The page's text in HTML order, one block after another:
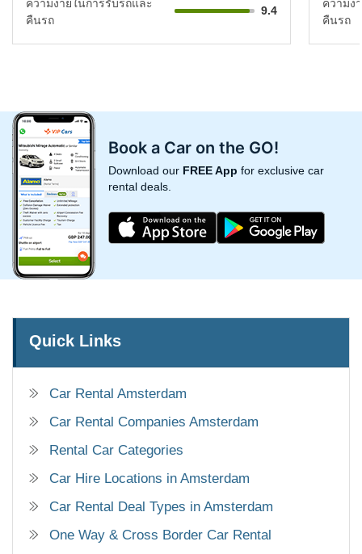
ความง่ายในการรับรถและ
คืนรถ
9.4
ความง่
คืนรถ
Book a Car on the GO!
Download our FREE App for exclusive car
rental deals.
Quick Links
Car Rental Amsterdam
Car Rental Companies Amsterdam
Rental Car Categories
Car Hire Locations in Amsterdam
Car Rental Deal Types in Amsterdam
One Way & Cross Border Car Rental